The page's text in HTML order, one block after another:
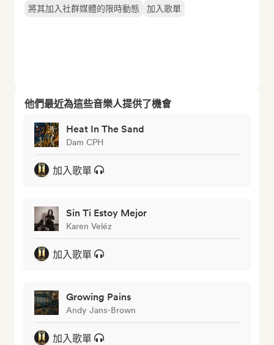
將其加入社群媒體的限時動態 加入歌單
他們最近為這些音樂人提供了機會
Heat In The Sand
Dam CPH
加入歌單
Sin Ti Estoy Mejor
Karen Veléz
加入歌單
Growing Pains
Andy Jans-Brown
加入歌單